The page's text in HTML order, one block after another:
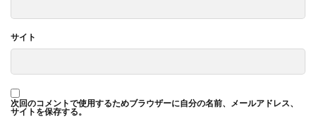
サイト
次回のコメントで使用するためブラウザーに自分の名前、メールアドレス、
サイトを保存する。